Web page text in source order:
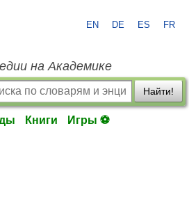
EN DE ES FR
на Академике
Найти!
Книги Игры ⚽